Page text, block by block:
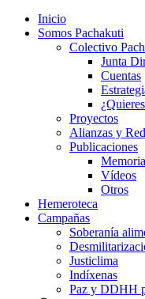
Inicio
Somos Pachakuti
Colectivo
Junta
Cuentas
Proyectos
Alianzas y
Publicaciones
Vídeos
Otros
Hemeroteca
Campañas
Soberanía
Justiclima
Indíxenas
Paz y DDHH